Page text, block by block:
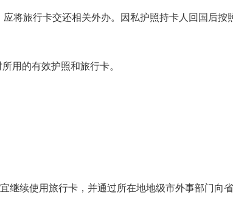
将旅行卡交还相关外办。因私护照持卡人回国后按
用的有效护照和旅行卡。
继续使用旅行卡，并通过所在地地级市外事部门向